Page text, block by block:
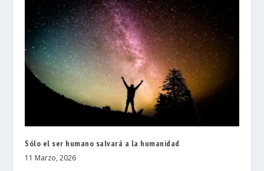
Sólo el ser humano salvará a la humanidad
11 Marzo, 2026